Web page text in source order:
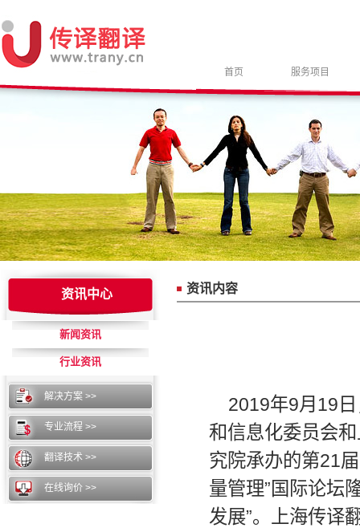
首页 服务项目
资讯中心
新闻资讯
行业资讯
解决方案 >>
专业流程 >>
翻译技术 >>
在线询价 >>
资讯内容
2019年9月19
和信息化委员会
究院承办的第21
量管理”国际论坛
发展”。上海传译